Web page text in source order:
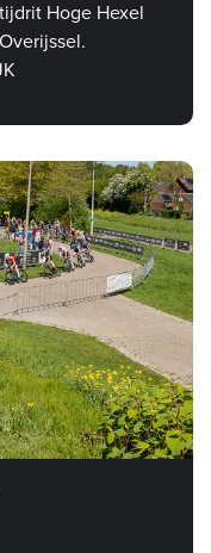
Hoge Hexel